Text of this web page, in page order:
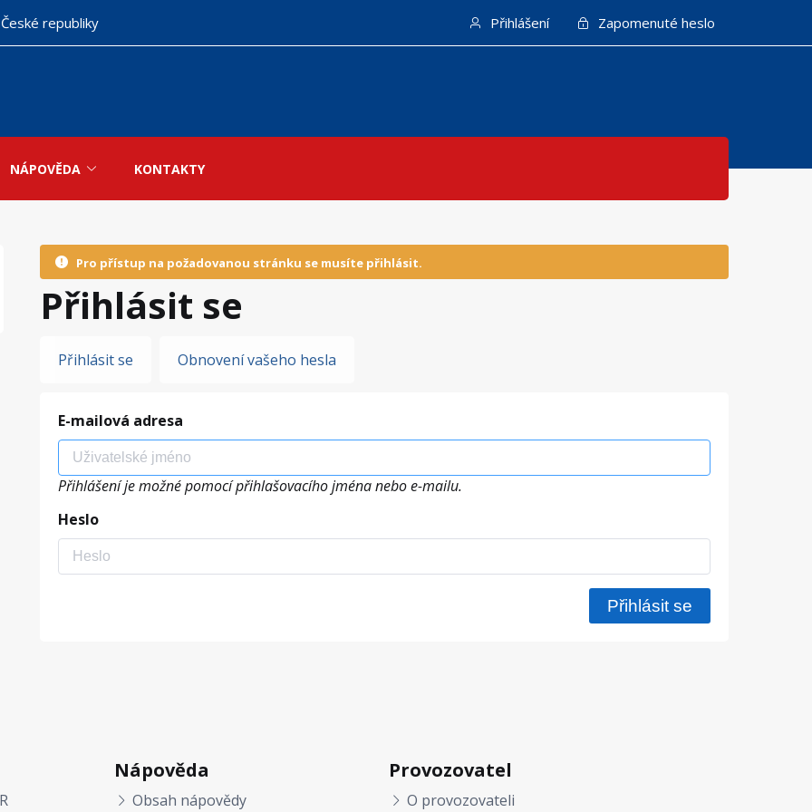
republiky Přihlášení Zapomenuté heslo
NÁPOVĚDA KONTAKTY
Pro přístup na požadovanou stránku se musíte přihlásit.
Přihlásit se
Hlavní
Přihlásit se Obnovení vašeho hesla
E-mailová adresa
Přihlášení je možné pomocí přihlašovacího jména nebo e-mailu.
Heslo
Nápověda
Obsah nápovědy
Provozovatel
O provozovateli